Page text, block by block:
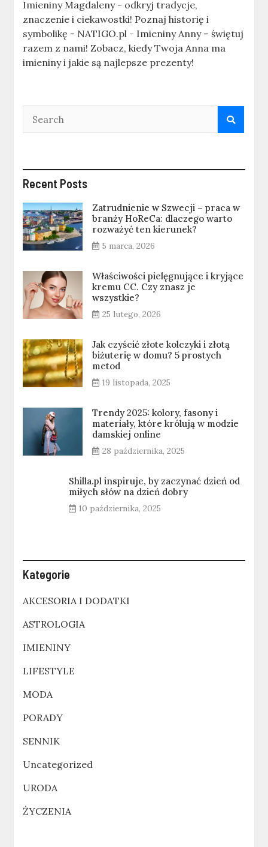
Imieniny Magdaleny - odkryj tradycje,
znaczenie i ciekawostki! Poznaj historię i
symbolikę - NATIGO.pl - Imieniny Anny – świętuj
razem z nami! Zobacz, kiedy Twoja Anna ma
imieniny i jakie są najlepsze prezenty!
Recent Posts
Zatrudnienie w Szwecji – praca w
branży HoReCa: dlaczego warto
rozważyć ten kierunek?
5 marca, 2026
Właściwości pielęgnujące i kryjące
kremu CC. Czy znasz je
wszystkie?
25 lutego, 2026
Jak czyścić złote kolczyki i złotą
biżuterię w domu? 5 prostych
metod
19 listopada, 2025
Trendy 2025: kolory, fasony i
materiały, które królują w modzie
damskiej online
28 października, 2025
Shilla.pl inspiruje, by zaczynać dzień od
miłych słów na dzień dobry
10 października, 2025
Kategorie
AKCESORIA I DODATKI
ASTROLOGIA
IMIENINY
LIFESTYLE
MODA
PORADY
SENNIK
Uncategorized
URODA
ŻYCZENIA